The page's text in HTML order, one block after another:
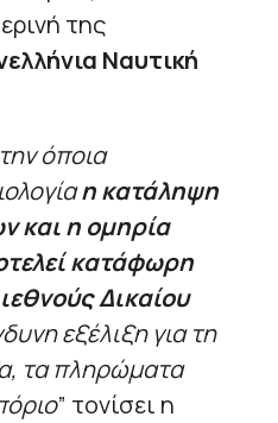
της
Ναυτική
όποια
η κατάληψη
και η ομηρία
κατάφωρη
Δικαίου
εξέλιξη για τη
τα πληρώματα
” τονίσει η